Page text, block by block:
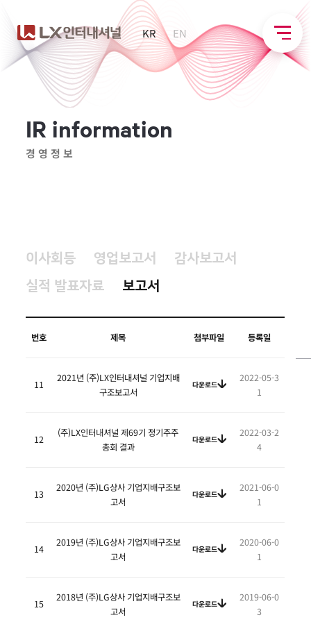
KR EN
IR information
경영정보
이사회등 영업보고서
감사보고서
실적 발표자료
보고서
번호 제목 첨부파일 등록일
11
2021년 (주)LX인터내셔널 기업지배
구조보고서
다운로드
2022-05-3
1
12
(주)LX인터내셔널 제69기 정기주주
총회 결과
다운로드
2022-03-2
4
13
2020년 (주)LG상사 기업지배구조보
고서
다운로드
2021-06-0
1
14
2019년 (주)LG상사 기업지배구조보
고서
다운로드
2020-06-0
1
15
2018년 (주)LG상사 기업지배구조보
고서
다운로드
2019-06-0
3